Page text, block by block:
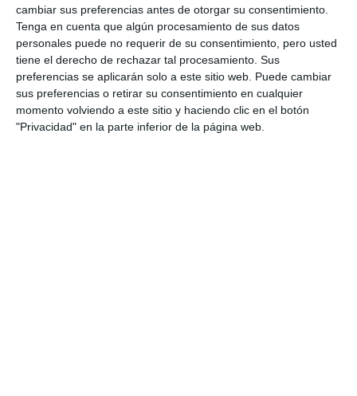
cambiar sus preferencias antes de otorgar su consentimiento.
Tenga en cuenta que algún procesamiento de sus datos
personales puede no requerir de su consentimiento, pero usted
tiene el derecho de rechazar tal procesamiento. Sus
preferencias se aplicarán solo a este sitio web. Puede cambiar
sus preferencias o retirar su consentimiento en cualquier
momento volviendo a este sitio y haciendo clic en el botón
"Privacidad" en la parte inferior de la página web.
Cs pide de nuevo la
construcción de los puentes
sobre el Gran Parque y la
apertura de este
CS
La DGT activa este jueves la